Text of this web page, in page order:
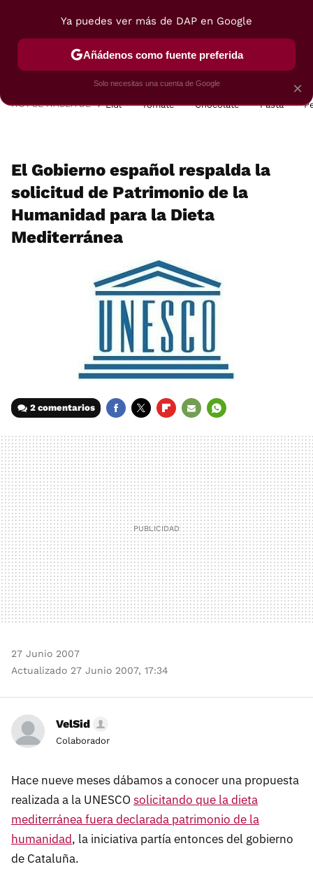
POSTRES VIAJES SELECCIÓN VEGUI
HOY SE HABLA DE Lidl Tomate Chocolate Pasta
El Gobierno español respalda la
solicitud de Patrimonio de la
Humanidad para la Dieta
Mediterránea
2 comentarios
MAIL
27 Junio 2007
Actualizado 27 Junio 2007, 17:34
VelSid
Colaborador
Hace nueve meses dábamos a conocer una propuesta
realizada a la UNESCO solicitando que la dieta
mediterránea fuera declarada patrimonio de la
humanidad, la iniciativa partía entonces del gobierno
de Cataluña.
×
Ya puedes ver más de DAP en Google
Añádenos como fuente preferida
Solo necesitas una cuenta de Google